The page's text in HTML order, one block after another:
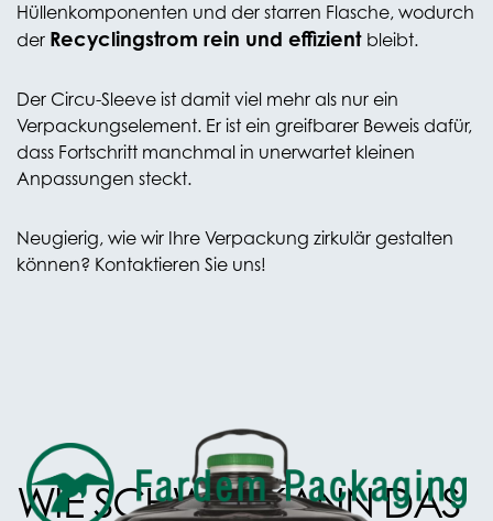
Hüllenkomponenten und der starren Flasche, wodurch
der Recyclingstrom rein und effizient bleibt.
Der Circu-Sleeve ist damit viel mehr als nur ein
Verpackungselement. Er ist ein greifbarer Beweis dafür,
dass Fortschritt manchmal in unerwartet kleinen
Anpassungen steckt.
Neugierig, wie wir Ihre Verpackung zirkulär gestalten
können? Kontaktieren Sie uns!
WIE SCHWER KANN DAS